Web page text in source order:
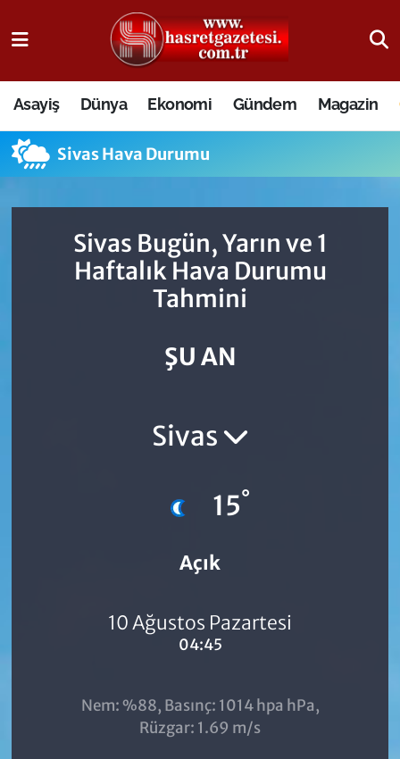
Asayiş Dünya Ekonomi Gündem Magazin
Sivas Hava Durumu
Sivas Bugün, Yarın ve 1
Haftalık Hava Durumu
Tahmini
ŞU AN
Sivas
15°
Açık
10 Ağustos Pazartesi
04:45
Nem: %88, Basınç: 1014 hpa hPa,
Rüzgar: 1.69 m/s
Osmaniye Nöbetçi Eczaneler
Osmaniye Hava Durumu
Osmaniye Trafik Yoğunluk Haritası
Süper Lig Puan Durumu ve Fikstür
Tüm Manşetler
Son Dakika Haberleri